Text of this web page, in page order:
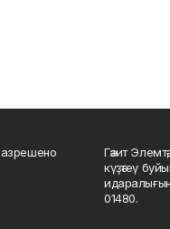
Гәзит
күҙәтеү
01480.